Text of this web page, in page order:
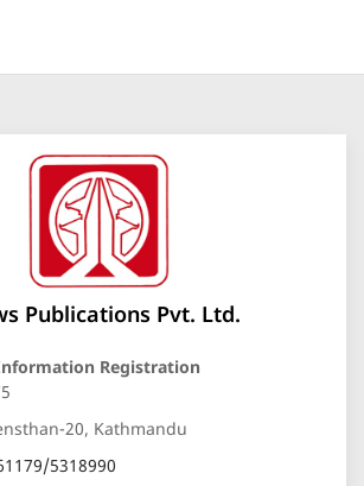
Publications Pvt. Ltd.
Registration
20, Kathmandu
5318990